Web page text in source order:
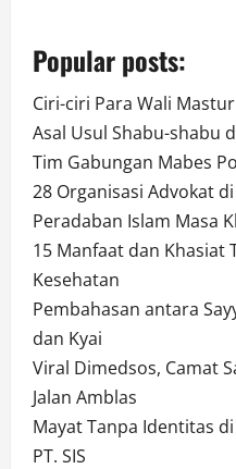
Popular posts:
Ciri-ciri Para Wali
Asal Usul Shabu-shabu
Tim Gabungan Mabes
28 Organisasi Advokat
Peradaban Islam Masa
15 Manfaat dan Khasiat
Kesehatan
Pembahasan antara
dan Kyai
Viral Dimedsos, Camat
Jalan Amblas
Mayat Tanpa Identitas
PT. SIS